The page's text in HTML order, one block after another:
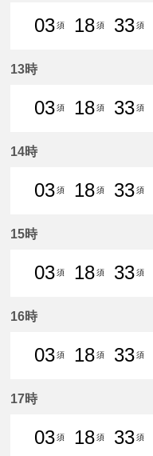
03須
18須
33須
13時
03須
18須
33須
14時
03須
18須
33須
15時
03須
18須
33須
16時
03須
18須
33須
17時
03須
18須
33須